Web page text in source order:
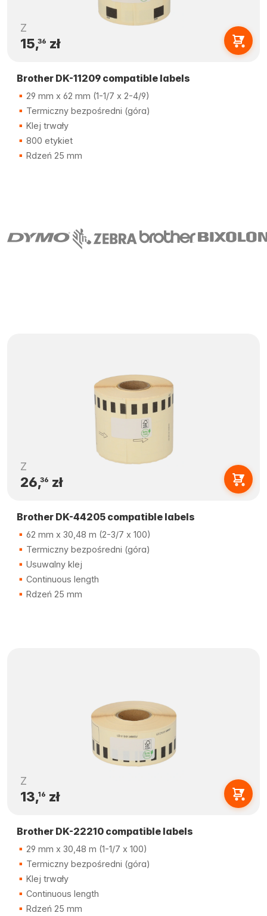
Z
15,36 zł
Brother DK-11209 compatible labels
29 mm x 62 mm (1-1/7 x 2-4/9)
Termiczny bezpośredni (góra)
Klej trwały
800 etykiet
Rdzeń 25 mm
Z
26,36 zł
Brother DK-44205 compatible labels
62 mm x 30,48 m (2-3/7 x 100)
Termiczny bezpośredni (góra)
Usuwalny klej
Continuous length
Rdzeń 25 mm
Z
13,16 zł
Brother DK-22210 compatible labels
29 mm x 30,48 m (1-1/7 x 100)
Termiczny bezpośredni (góra)
Klej trwały
Continuous length
Rdzeń 25 mm